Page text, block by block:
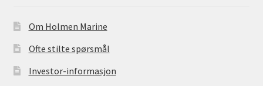
k
Om Holmen Marine
Ofte stilte spørsmål
Investor-informasjon